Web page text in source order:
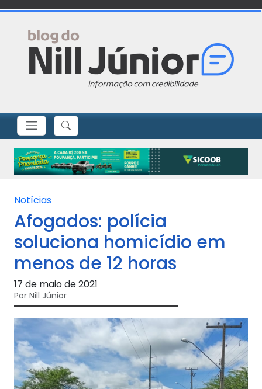
Notícias
Afogados: polícia
soluciona homicídio em
menos de 12 horas
17 de maio de 2021
Por Nill Júnior